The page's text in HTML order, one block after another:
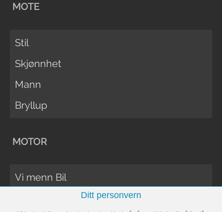
MOTE
Stil
Skjønnhet
Mann
Bryllup
MOTOR
Vi menn Bil
Ditt personvern